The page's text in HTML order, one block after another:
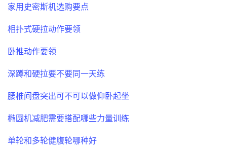
家用史密斯机选购要点
相扑式硬拉动作要领
卧推动作要领
深蹲和硬拉要不要同一天练
腰椎间盘突出可不可以做仰卧起坐
椭圆机减肥需要搭配哪些力量训练
单轮和多轮健腹轮哪种好